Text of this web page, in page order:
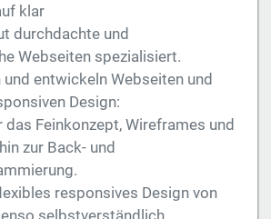
klar
durchdachte und
Webseiten spezialisiert.
entwickeln Webseiten und
Design:
das Feinkonzept, Wireframes und
zur Back- und
responsives Design von
selbstverständlich,